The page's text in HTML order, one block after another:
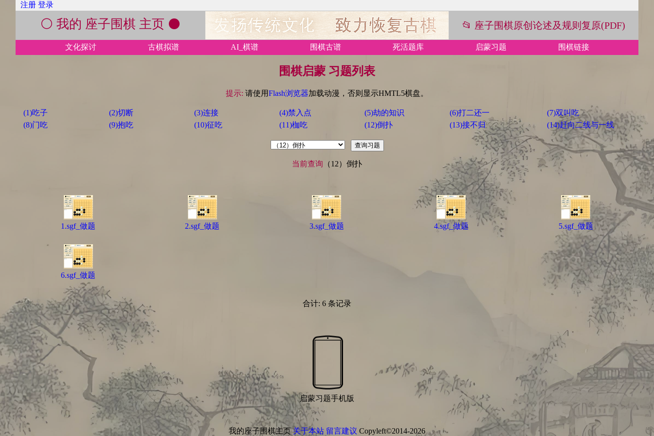
注册 登录
⚪ 我的 座子围棋 主页 ⚫ 📂 座子围棋原创论述及规则复原(PDF)
文化探讨 古棋拟谱 AI_棋谱 围棋古谱 死活题库 启蒙习题 围棋链接
围棋启蒙 习题列表
提示: 请使用Flash浏览器加载动漫，否则显示HMTL5棋盘。
(1)吃子 (2)切断 (3)连接 (4)禁入点 (5)劫的知识 (6)打二还一
(7)双叫吃
(8)门吃
(9)抱吃 (10)征吃 (11)枷吃 (12)倒扑 (13)接不归 (14)赶向二线与一线
当前查询 （12）倒扑
1.sgf_做题 2.sgf_做题 3.sgf_做题 4.sgf_做题 5.sgf_做题
6.sgf_做题
合计: 6 条记录
启蒙习题手机版
我的座子围棋主页关于本站 留言建议 Copyleft©2014-2026